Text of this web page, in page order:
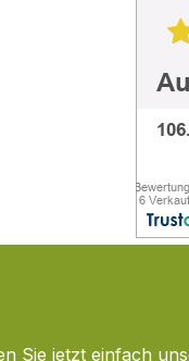
Sie jetzt einfach